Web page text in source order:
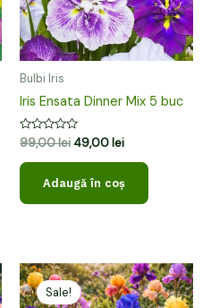
Bulbi Iris
Iris Ensata Dinner Mix 5 buc
Evaluat
la
0
din
99,00lei 49,00 lei
Adaugă în coș
Sale!
Prețul
inițial
a
Prețul
curent
este: